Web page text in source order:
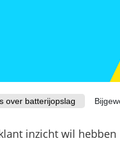
over batterijopslag
inzicht wil